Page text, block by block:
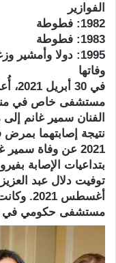
الفوازير
1982: فطوطة
1983: فطوطة
1995: دولا وأمشير وزغلول
وفاتها
في
مستشفى خاص في
الفنان سمير غانم
بتداعيات الإصابة
أغسطس
مستشفى حكومي في